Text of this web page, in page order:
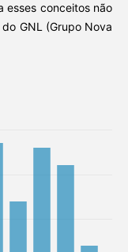
esses conceitos não
GNL (Grupo Nova